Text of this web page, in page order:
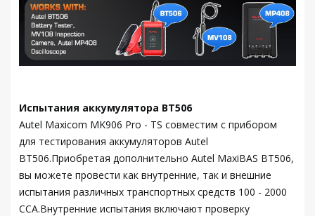
Испытания аккумулятора BT506
Autel Maxicom MK906 Pro - TS совместим с прибором
для тестирования аккумуляторов Autel
BT506.Приобретая дополнительно Autel MaxiBAS BT506,
вы можете провести как внутренние, так и внешние
испытания различных транспортных средств 100 - 2000
CCA.Внутренние испытания включают проверку